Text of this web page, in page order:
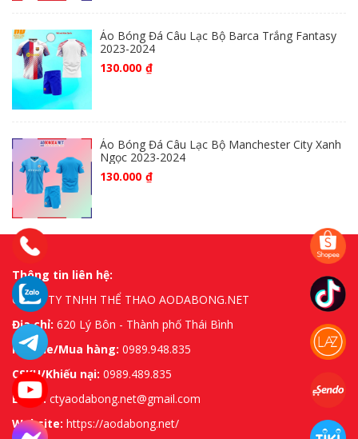
Áo Bóng Đá Câu Lạc Bộ Barca Trắng Fantasy
2023-2024
130.000 ₫
Áo Bóng Đá Câu Lạc Bộ Manchester City Xanh
Ngọc 2023-2024
130.000 ₫
Thông tin liên hệ:
CÔNG TY TNHH THỂ THAO AODABONG.NET
Địa chỉ: 620 Lý Bôn - Thành phố Thái Bình
Hotline/Mua hàng: 0989.948.835
CSKH/Khiếu nại: 0989.489.835
Email:ctyaodabong.net@gmail.com
Website: https://aodabong.net/